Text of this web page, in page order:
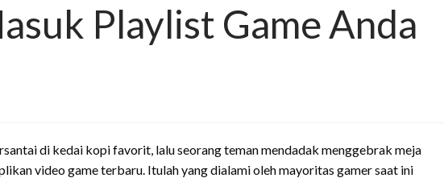
Playlist Game Anda
di kedai kopi favorit, lalu seorang teman mendadak menggebrak meja
video game terbaru. Itulah yang dialami oleh mayoritas gamer saat ini